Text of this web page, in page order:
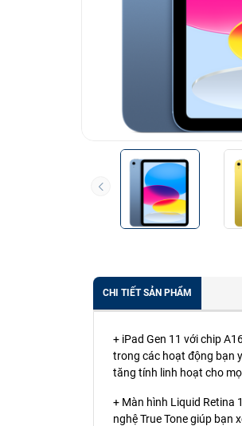
CHI TIẾT SẢN PHẨM
+ iPad Gen 11 với chip
trong các hoạt động bạn
tăng tính linh hoạt cho
+ Màn hình Liquid Retina
nghệ True Tone giúp bạn